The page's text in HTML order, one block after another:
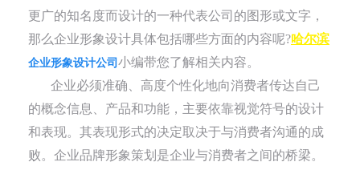
更广的知名度而设计的一种代表公司的图形或文字，
那么企业形象设计具体包括哪些方面的内容呢?哈尔滨
企业形象设计公司 小编带您了解相关内容。
企业必须准确、高度个性化地向消费者传达自己
的概念信息、产品和功能，主要依靠视觉符号的设计
和表现。其表现形式的决定取决于与消费者沟通的成
败。企业品牌形象策划是企业与消费者之间的桥梁。